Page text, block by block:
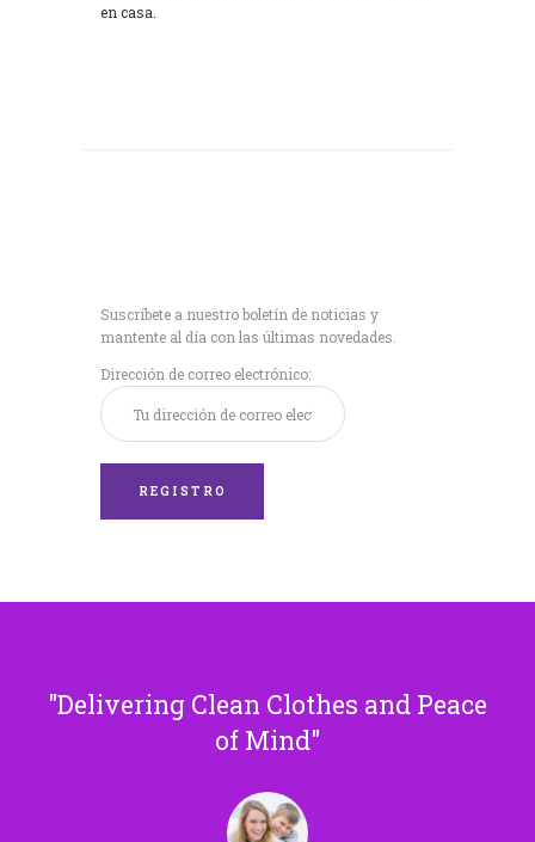
en casa.
Suscríbete a nuestro boletín de noticias y
mantente al día con las últimas novedades.
Dirección de correo electrónico:
Delivering Clean Clothes and Peace
of Mind